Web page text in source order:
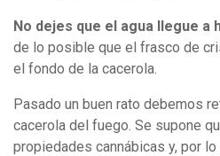
No dejes que el agua llegue a
de lo posible que el frasco de
el fondo de la cacerola.
Pasado un buen rato debemos
cacerola del fuego. Se supone
propiedades cannábicas y, por